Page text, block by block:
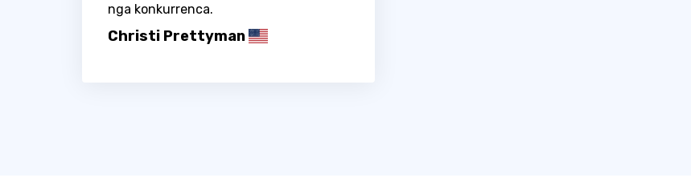
nga konkurrenca.
Christi Prettyman